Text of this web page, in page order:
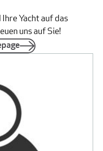
Yacht auf das
uns auf Sie!